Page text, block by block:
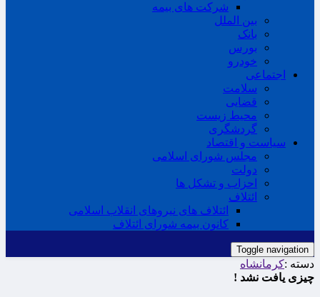
شرکت های بیمه
بین الملل
بانک
بورس
خودرو
اجتماعی
سلامت
قضایی
محیط زیست
گردشگری
سیاست و اقتصاد
مجلس شورای اسلامی
دولت
احزاب و تشکل ها
ائتلاف
ائتلاف های نیروهای انقلاب اسلامی
کانون بیمه شورای ائتلاف
Toggle navigation
دسته :کرمانشاه
چیزی یافت نشد !